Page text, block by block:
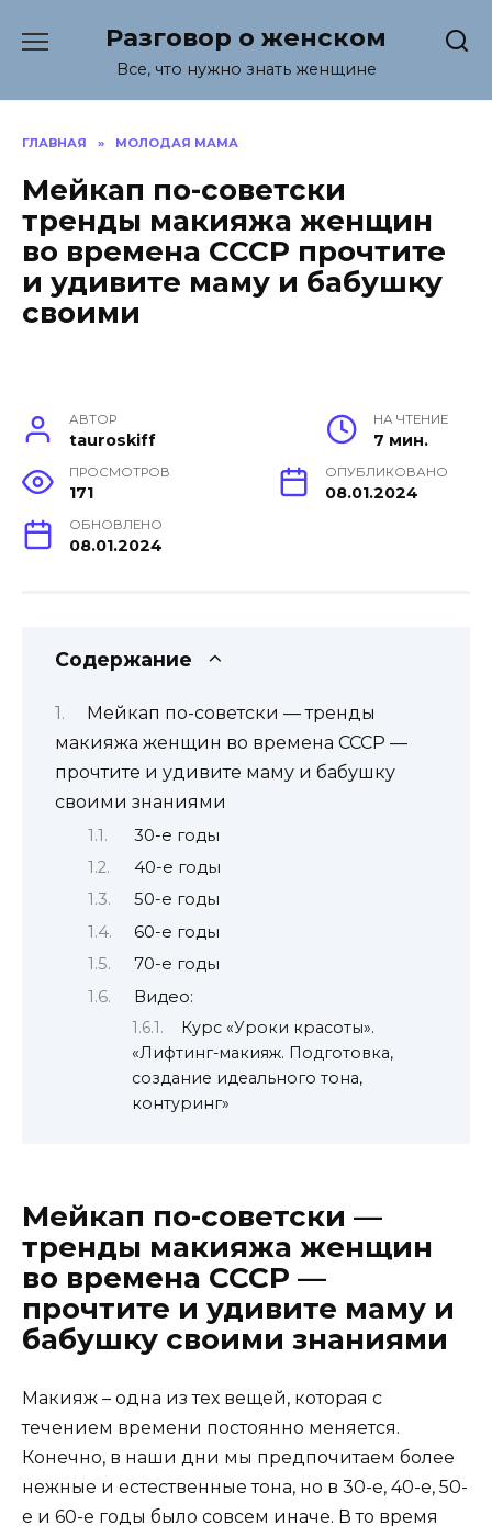
содержанию
Разговор о женском
Все, что нужно знать женщине
ГЛАВНАЯ » МОЛОДАЯ МАМА
Мейкап по-советски
тренды макияжа женщин
во времена СССР прочтите
и удивите маму и бабушку
своими
АВТОР
tauroskiff
НА ЧТЕНИЕ
7 мин.
ПРОСМОТРОВ
171
ОПУБЛИКОВАНО
08.01.2024
ОБНОВЛЕНО
08.01.2024
Содержание
Мейкап по-советски — тренды
макияжа женщин во времена СССР —
прочтите и удивите маму и бабушку
своими знаниями
30-е годы
40-е годы
50-е годы
60-е годы
70-е годы
Видео:
Курс «Уроки красоты».
«Лифтинг-макияж. Подготовка,
создание идеального тона,
контуринг»
Мейкап по-советски —
тренды макияжа женщин
во времена СССР —
прочтите и удивите маму и
бабушку своими знаниями
Макияж – одна из тех вещей, которая с
течением времени постоянно меняется.
Конечно, в наши дни мы предпочитаем более
нежные и естественные тона, но в 30-е, 40-е, 50-
е и 60-е годы было совсем иначе. В то время